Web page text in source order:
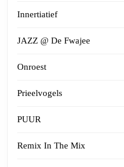
Innertiatief
JAZZ @ De Fwajee
Onroest
Prieelvogels
PUUR
Remix In The Mix